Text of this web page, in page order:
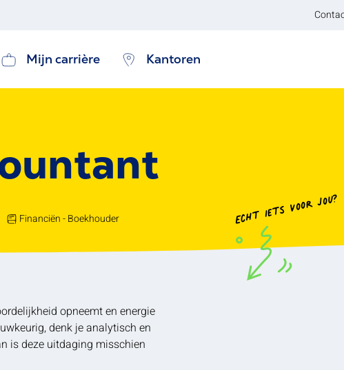
Mijn carrière Kantoren
Financiën - Boekhouder Echt iets voor jou?
opneemt en energie
denk je analytisch en
is deze uitdaging misschien